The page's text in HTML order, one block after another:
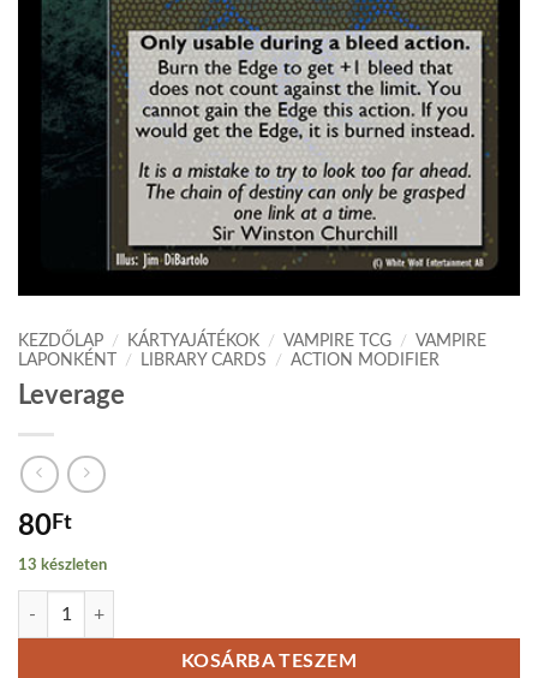
KEZDŐLAP / KÁRTYAJÁTÉKOK / VAMPIRE TCG /
VAMPIRE
LAPONKÉNT
/ LIBRARY CARDS / ACTION MODIFIER
Leverage
80Ft
13 készleten
Leverage mennyiség
KOSÁRBA TESZEM